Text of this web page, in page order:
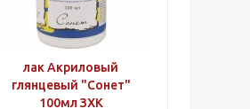
лак Акриловый
глянцевый "Сонет"
100мл ЗХК